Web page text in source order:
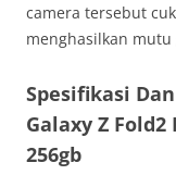
camera tersebut
menghasilkan
Spesifikasi
Galaxy Z
256gb